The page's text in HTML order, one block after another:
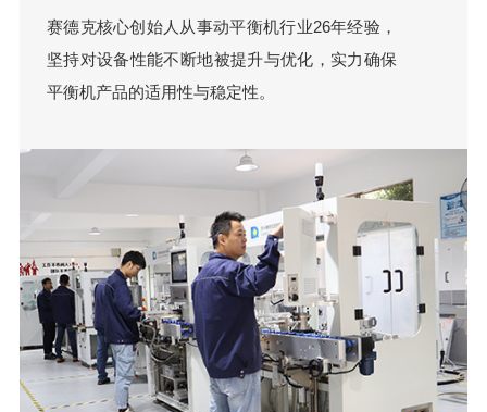
赛德克核心创始人从事动平衡机行业26年经验，
坚持对设备性能不断地被提升与优化，实力确保
平衡机产品的适用性与稳定性。